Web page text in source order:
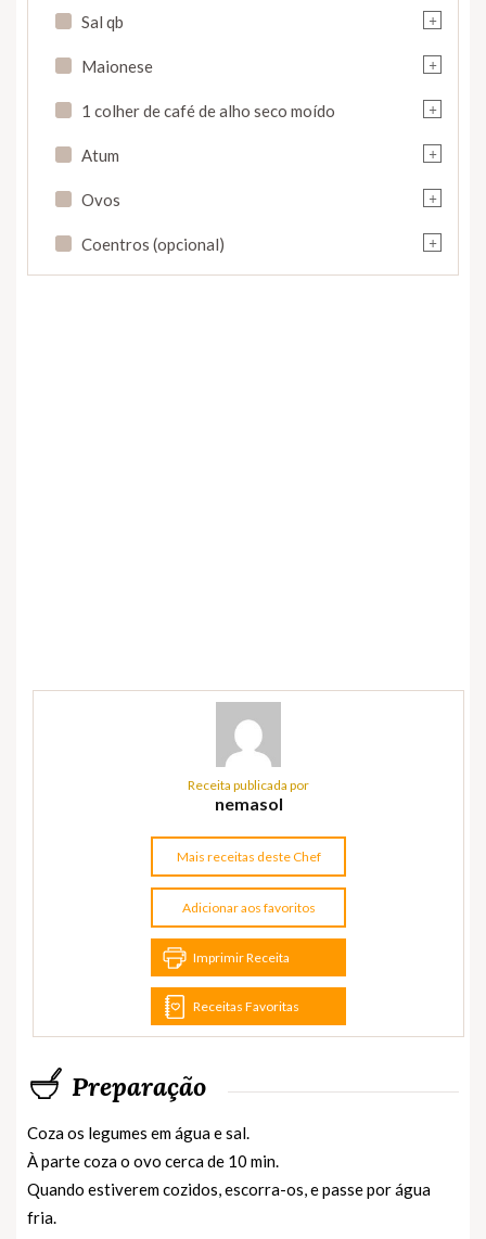
+
Sal qb
+
Maionese
+
1 colher de café de alho seco moído
+
Atum
+
Ovos
+
Coentros (opcional)
Receita publicada por
nemasol
Mais receitas deste Chef
Adicionar aos favoritos
Imprimir Receita
Receitas Favoritas
Preparação
Coza os legumes em água e sal.
À parte coza o ovo cerca de 10 min.
Quando estiverem cozidos, escorra-os, e passe por água
fria.